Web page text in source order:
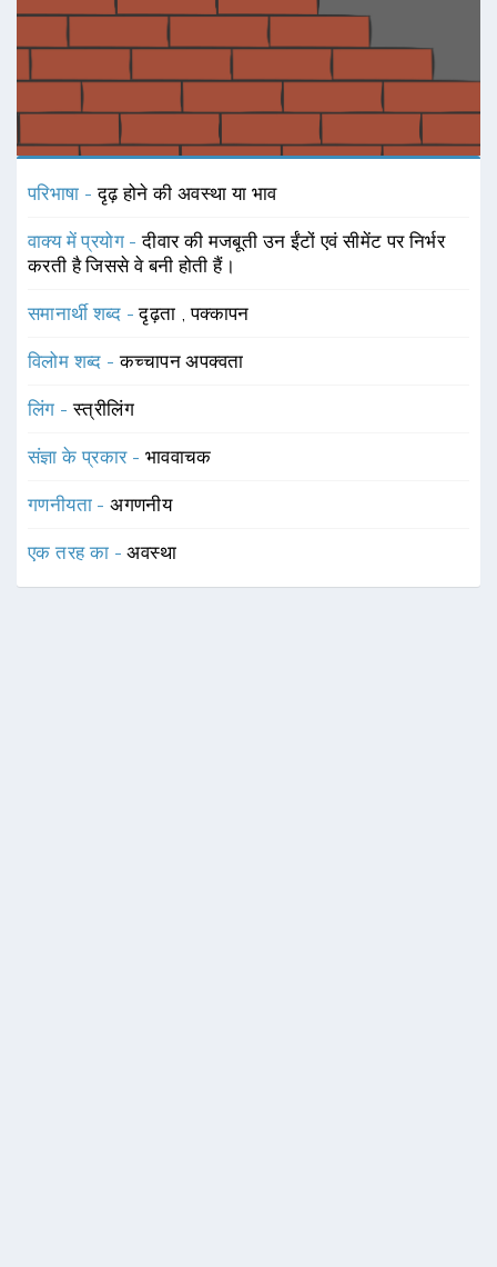
परिभाषा -दृढ़ होने की अवस्था या भाव
वाक्य में प्रयोग -दीवार की मजबूती उन ईंटों एवं सीमेंट पर निर्भर
करती है जिससे वे बनी होती हैं।
समानार्थी शब्द -दृढ़ता ,पक्कापन
विलोम शब्द -कच्चापनअपक्वता
लिंग -स्त्रीलिंग
संज्ञा के प्रकार - भाववाचक
गणनीयता -अगणनीय
एक तरह का -अवस्था